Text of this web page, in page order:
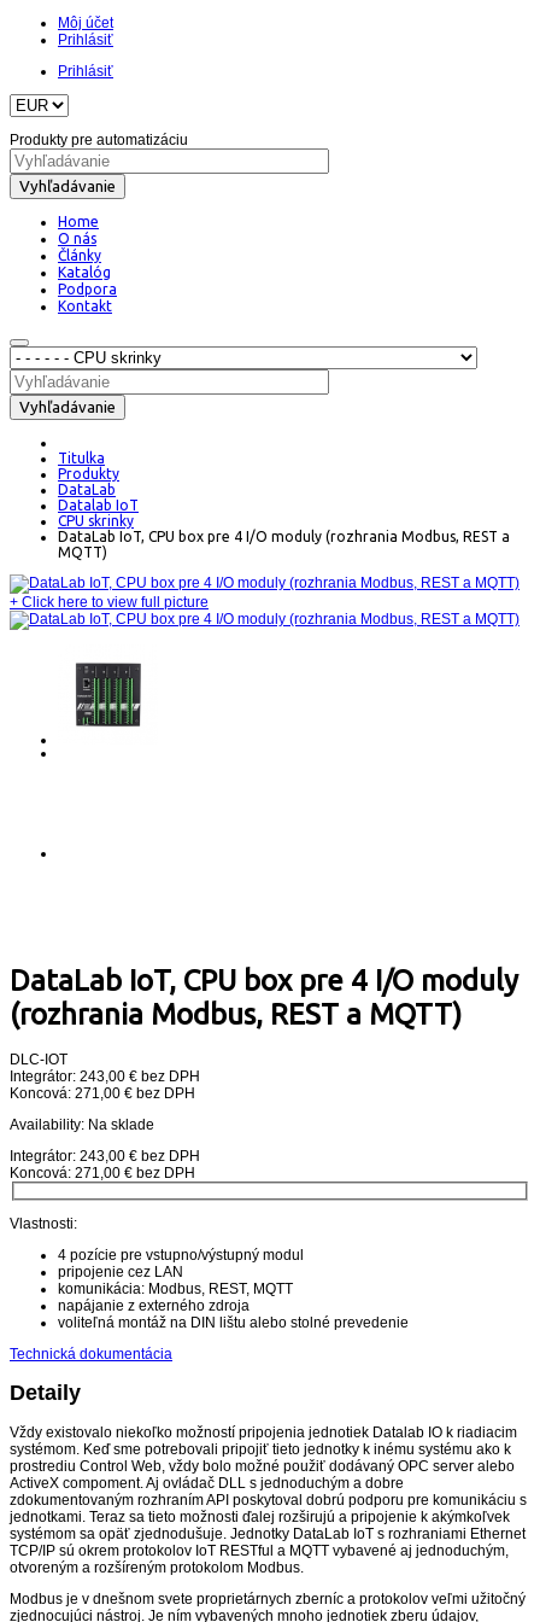
Môj účet
Prihlásiť
Prihlásiť
Produkty pre automatizáciu
Vyhľadávanie
Home
O nás
Články
Katalóg
Podpora
Kontakt
Vyhľadávanie
Titulka
Produkty
DataLab
Datalab IoT
CPU skrinky
DataLab IoT, CPU box pre 4 I/O moduly (rozhrania Modbus, REST a
MQTT)
+ Click here to view full picture
DataLab IoT, CPU box pre 4 I/O moduly
(rozhrania Modbus, REST a MQTT)
DLC-IOT
Integrátor: 243,00 € bez DPH
Koncová: 271,00 € bez DPH
Availability: Na sklade
Integrátor: 243,00 € bez DPH
Koncová: 271,00 € bez DPH
Vlastnosti:
4 pozície pre vstupno/výstupný modul
pripojenie cez LAN
komunikácia: Modbus, REST, MQTT
napájanie z externého zdroja
voliteľná montáž na DIN lištu alebo stolné prevedenie
Technická dokumentácia
Detaily
Vždy existovalo niekoľko možností pripojenia jednotiek Datalab IO k riadiacim
systémom. Keď sme potrebovali pripojiť tieto jednotky k inému systému ako k
prostrediu Control Web, vždy bolo možné použiť dodávaný OPC server alebo
ActiveX compoment. Aj ovládač DLL s jednoduchým a dobre
zdokumentovaným rozhraním API poskytoval dobrú podporu pre komunikáciu s
jednotkami. Teraz sa tieto možnosti ďalej rozširujú a pripojenie k akýmkoľvek
systémom sa opäť zjednodušuje. Jednotky DataLab IoT s rozhraniami Ethernet
TCP/IP sú okrem protokolov IoT RESTful a MQTT vybavené aj jednoduchým,
otvoreným a rozšíreným protokolom Modbus.
Modbus je v dnešnom svete proprietárnych zberníc a protokolov veľmi užitočný
zjednocujúci nástroj. Je ním vybavených mnoho jednotiek zberu údajov,